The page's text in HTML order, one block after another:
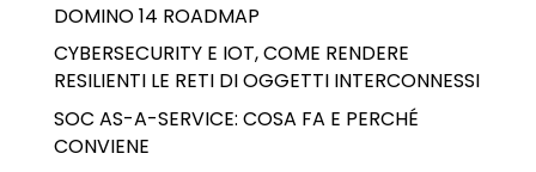
DOMINO 14 ROADMAP
CYBERSECURITY E IOT, COME RENDERE
RESILIENTI LE RETI DI OGGETTI INTERCONNESSI
SOC AS-A-SERVICE: COSA FA E PERCHÉ
CONVIENE